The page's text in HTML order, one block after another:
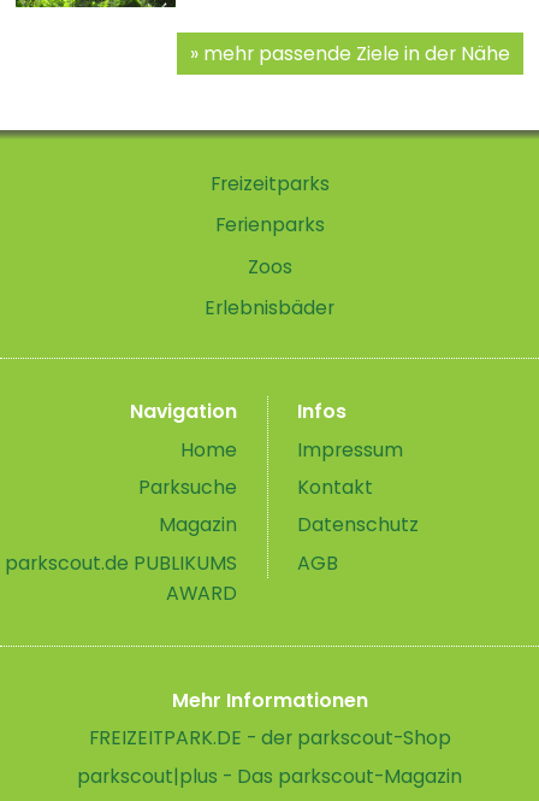
mehr passende Ziele in der Nähe
Freizeitparks
Ferienparks
Zoos
Erlebnisbäder
Navigation
Home
Parksuche
Magazin
parkscout.de PUBLIKUMS
AWARD
Infos
Impressum
Kontakt
Datenschutz
AGB
Mehr Informationen
FREIZEITPARK.DE - der parkscout-Shop
parkscout|plus - Das parkscout-Magazin